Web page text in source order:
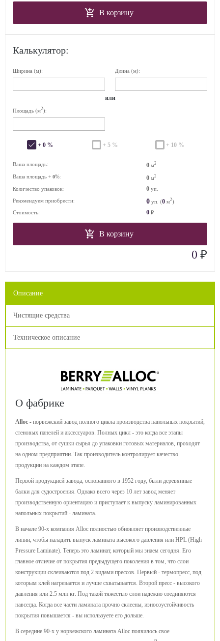
В корзину
Калькулятор:
Ширина (м): Длина (м):
или
Площадь (м2):
+ 0 % + 5 % + 10 %
Ваша площадь: 0 м2
Ваша площадь + 0%: 0 м2
Количество упаковок: 0 уп.
Рекомендуем приобрести:
0 уп. (0 м2)
Стоимость:
0 ₽
В корзину
0 ₽
Описание
Чистящие средства
Техническое описание
О фабрике
Alloc - норвежский завод полного цикла производства напольных покрытий,
стеновых панелей и аксессуаров. Полных цикл - это когда все этапы
производства, от сушки сырья до упаковки готовых материалов, проходят
на одном предприятии. Так производитель контролирует качество
продукции на каждом этапе.
Первой продукцией завода, основанного в 1952 году, были деревянные
балки для судостроения. Однако всего через 10 лет завод меняет
производственную ориентацию и приступает к выпуску ламинированных
напольных покрытий - ламината.
В начале 90-х компания Alloc полностью обновляет производственные
линии, чтобы наладить выпуск ламината высокого давления или HPL (High
Pressure Laminate). Теперь это ламинат, который мы знаем сегодня. Его
главное отличие от покрытия предыдущего поколения в том, что слои
конструкции склеиваются под 2 видами прессов. Первый - термопресс, под
которым клей нагревается и лучше схватывается. Второй пресс - высокого
давления или 2.5 млн кг. Под такой тяжестью слои надежно соединяются
навсегда. Когда все части ламината прочно склеены, износоустойчивость
покрытия повышается - вы используете его дольше.
В середине 90-х у норвежского ламината Alloc появилось свое